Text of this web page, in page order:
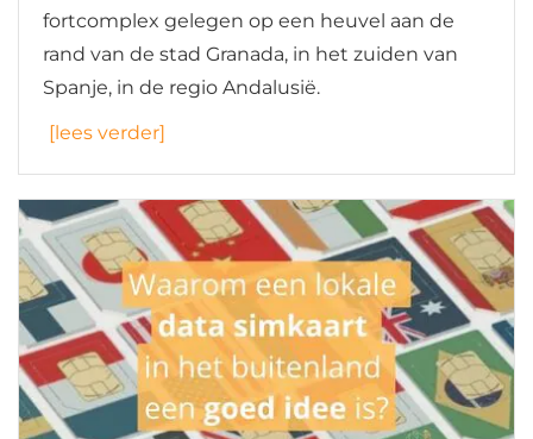
fortcomplex gelegen op een heuvel aan de
rand van de stad Granada, in het zuiden van
Spanje, in de regio Andalusië.
[lees verder]